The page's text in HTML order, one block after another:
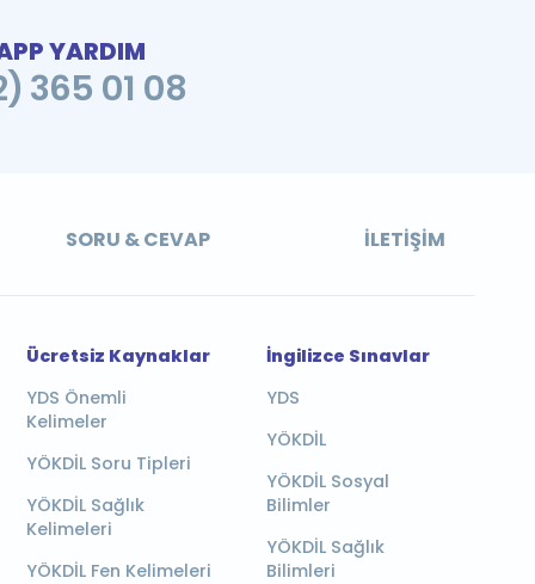
YARDIM
365 01 08
SORU & CEVAP İLETIŞIM
Ücretsiz Kaynaklar
YDS Önemli
Kelimeler
YÖKDİL Soru Tipleri
YÖKDİL Sağlık
Kelimeleri
YÖKDİL Fen Kelimeleri
İngilizce Sınavlar
YDS
YÖKDİL
YÖKDİL Sosyal
Bilimler
YÖKDİL Sağlık
Bilimleri